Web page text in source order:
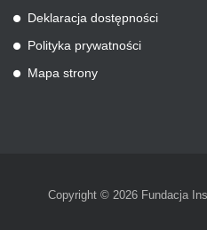
Deklaracja dostępności
Polityka prywatności
Mapa strony
Copyright © 2026 Fundacja